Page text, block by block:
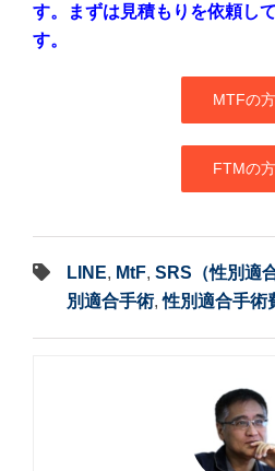
す。まずは見積もりを依頼し
す。
MTFの方
FTMの方
LINE, MtF, SRS（性別適
別適合手術,性別適合手術